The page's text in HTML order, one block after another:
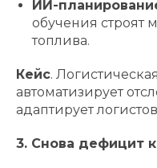
ИИ-
обучения строят
топлива.
Кейс.
автоматизирует
адаптирует
3. Снова дефицит